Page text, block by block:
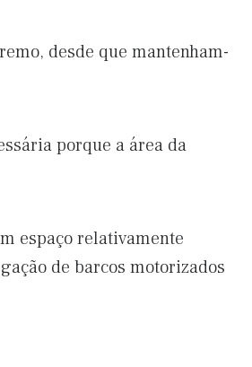
desde que mantenham-
porque a área da
espaço relativamente
de barcos motorizados